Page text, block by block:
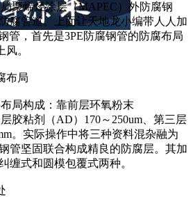
聚烯烃涂层（MAPEC）外防腐钢
腐管道。上面让天地龙小编带人人加
管，首先是3PE防腐钢管的防腐布局
。
布局
局构成：靠前层环氧粉末
层胶粘剂（AD）170～250um、第三层
。实际操作中将三种资料混杂融为
管坚固联合构成精良的防腐层。其加
缠式和圆模包覆式两种。